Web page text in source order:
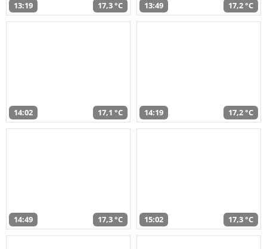
13:19 17,3 °C 13:49 17,2 °C
14:02 17,1 °C 14:19 17,2 °C
14:49 17,3 °C 15:02 17,3 °C